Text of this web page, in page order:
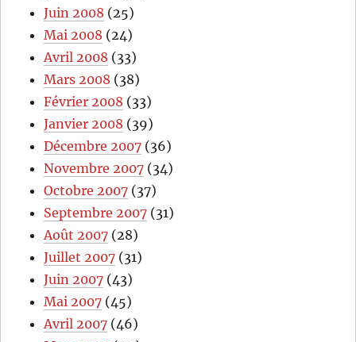
Juin 2008 (25)
Mai 2008 (24)
Avril 2008 (33)
Mars 2008 (38)
Février 2008 (33)
Janvier 2008 (39)
Décembre 2007 (36)
Novembre 2007 (34)
Octobre 2007 (37)
Septembre 2007 (31)
Août 2007 (28)
Juillet 2007 (31)
Juin 2007 (43)
Mai 2007 (45)
Avril 2007 (46)